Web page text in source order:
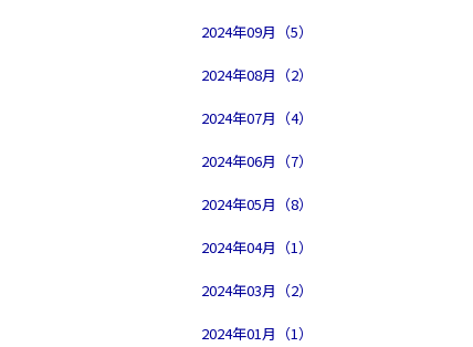
2024年09月（5）
2024年08月（2）
2024年07月（4）
2024年06月（7）
2024年05月（8）
2024年04月（1）
2024年03月（2）
2024年01月（1）